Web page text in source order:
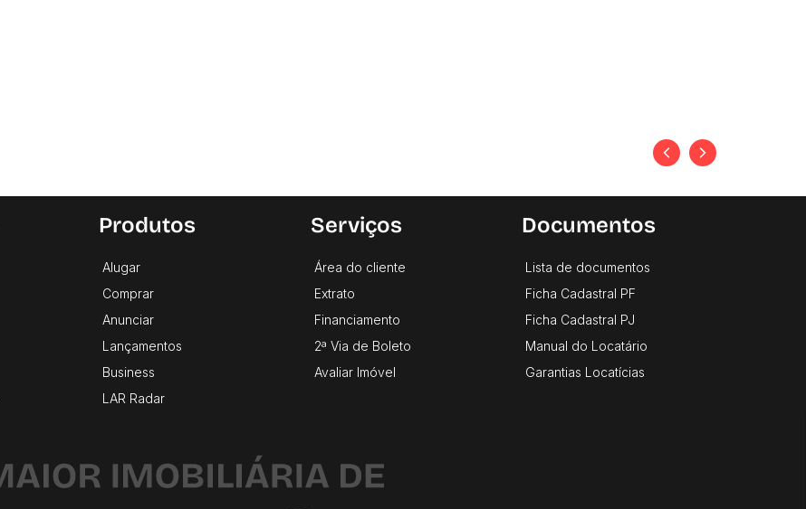
Produtos
Alugar
Comprar
Anunciar
Lançamentos
Business
LAR Radar
Serviços
Área do cliente
Extrato
Financiamento
2ª Via de Boleto
Avaliar Imóvel
Documentos
Lista de documentos
Ficha Cadastral PF
Ficha Cadastral PJ
Manual do Locatário
Garantias Locatícias